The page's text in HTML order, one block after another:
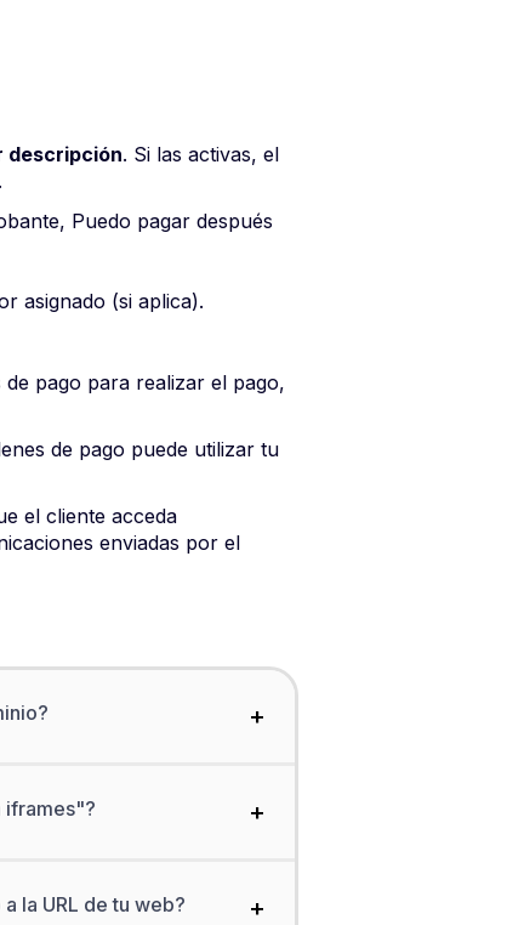
descripción. Si las activas, el
Puedo pagar después
asignado (si aplica).
pago para realizar el pago,
de pago puede utilizar tu
el cliente acceda
enviadas por el
+
iframes"? +
la URL de tu web? +